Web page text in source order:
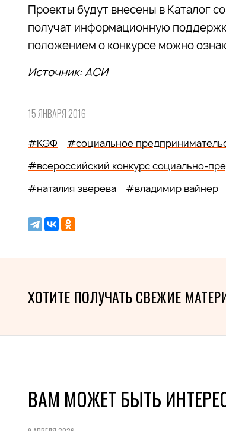
Проекты будут внесены в Каталог
получат информационную
положением о конкурсе можно
Источник:АСИ
15 ЯНВАРЯ 2016
#КЭФ
#социальное
#всероссийский конкурс социально-
#наталия зверева
#владимир вайнер
ХОТИТЕ ПОЛУЧАТЬ СВЕЖИЕ
ВАМ МОЖЕТ БЫТЬ